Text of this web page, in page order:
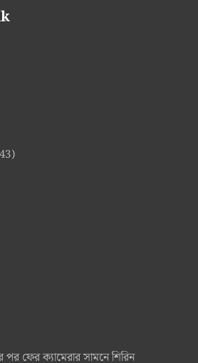
পর ফের ক্যামেরার সামনে শিরিন